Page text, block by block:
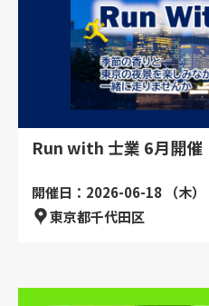
Run with 士業 6月開催
開催日：2026-06-18 （木）
東京都千代田区